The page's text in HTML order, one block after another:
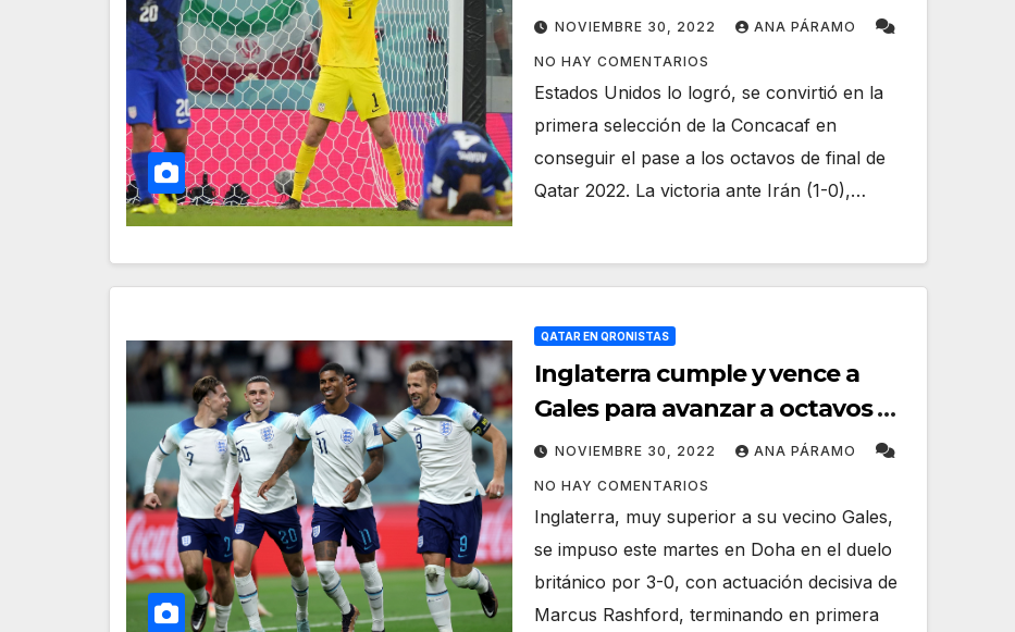
final
NOVIEMBRE 30, 2022 ANA PÁRAMO
NO HAY COMENTARIOS
Estados Unidos lo logró, se convirtió en la
primera selección de la Concacaf en
conseguir el pase a los octavos de final de
Qatar 2022. La victoria ante Irán (1-0),…
QATAR EN QRONISTAS
Inglaterra cumple y vence a
Gales para avanzar a octavos de
final
NOVIEMBRE 30, 2022 ANA PÁRAMO
NO HAY COMENTARIOS
Inglaterra, muy superior a su vecino Gales,
se impuso este martes en Doha en el duelo
británico por 3-0, con actuación decisiva de
Marcus Rashford, terminando en primera